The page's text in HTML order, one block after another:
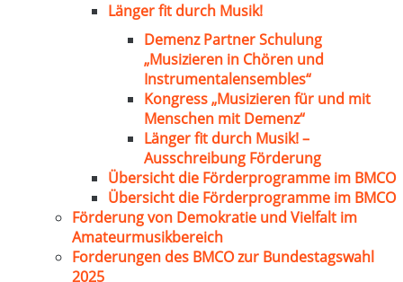
Länger fit durch Musik!
Demenz Partner Schulung
„Musizieren in Chören und
Instrumentalensembles“
Kongress „Musizieren für und mit
Menschen mit Demenz“
Länger fit durch Musik! –
Ausschreibung Förderung
Übersicht die Förderprogramme im BMCO
Übersicht die Förderprogramme im BMCO
Förderung von Demokratie und Vielfalt im
Amateurmusikbereich
Forderungen des BMCO zur Bundestagswahl
2025